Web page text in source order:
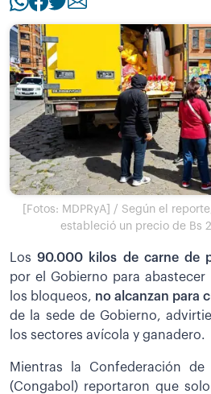
[Fotos: MDPRyA] / Según el
estableció un precio de Bs
Los90.000 kilos de carne de
por el Gobierno para
los bloqueos, no alcanzan para
de la sede de Gobierno,
los sectores avícola y ganadero.
Mientras la Confederación de
(Congabol) reportaron que